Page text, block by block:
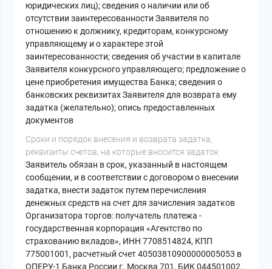
юридических лиц); сведения о наличии или об
отсутствии заинтересованности Заявителя по
отношению к должнику, кредиторам, конкурсному
управляющему и о характере этой
заинтересованности; сведения об участии в капитале
Заявителя конкурсного управляющего; предложение о
цене приобретения имущества Банка; сведения о
банковских реквизитах Заявителя для возврата ему
задатка (желательно); опись предоставленных
документов
Cроки и порядок внесения и возврата задатка,
реквизиты счетов, на которые вносится задаток
Заявитель обязан в срок, указанный в настоящем
сообщении, и в соответствии с договором о внесении
задатка, внести задаток путем перечисления
денежных средств на счет для зачисления задатков
Организатора торгов: получатель платежа -
государственная корпорация «Агентство по
страхованию вкладов», ИНН 7708514824, КПП
775001001, расчетный счет 40503810900000005053 в
ОПЕРУ-1 Банка России г. Москва 701, БИК 044501002.